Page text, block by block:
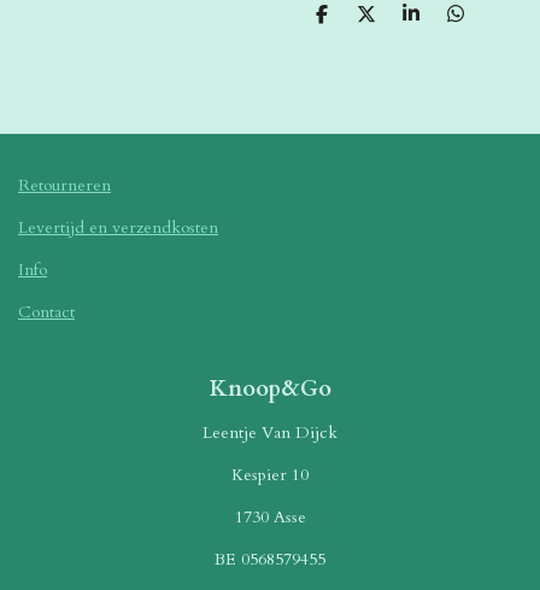
D
D
S
D
Retourneren
Levertijd en verzendkosten
Info
Contact
Knoop&Go
Leentje Van Dijck
Kespier 10
1730 Asse
BE 0568579455